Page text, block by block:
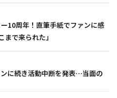
10周年！直筆手紙でファンに感
で来られた」
ンに続き活動中断を発表…当面の